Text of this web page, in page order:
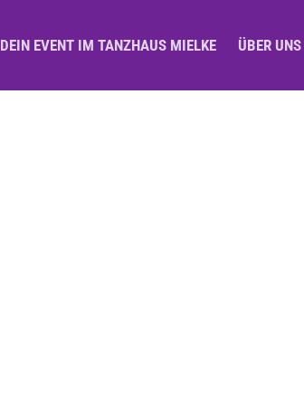
DEIN EVENT IM TANZHAUS MIELKE ÜBER UNS